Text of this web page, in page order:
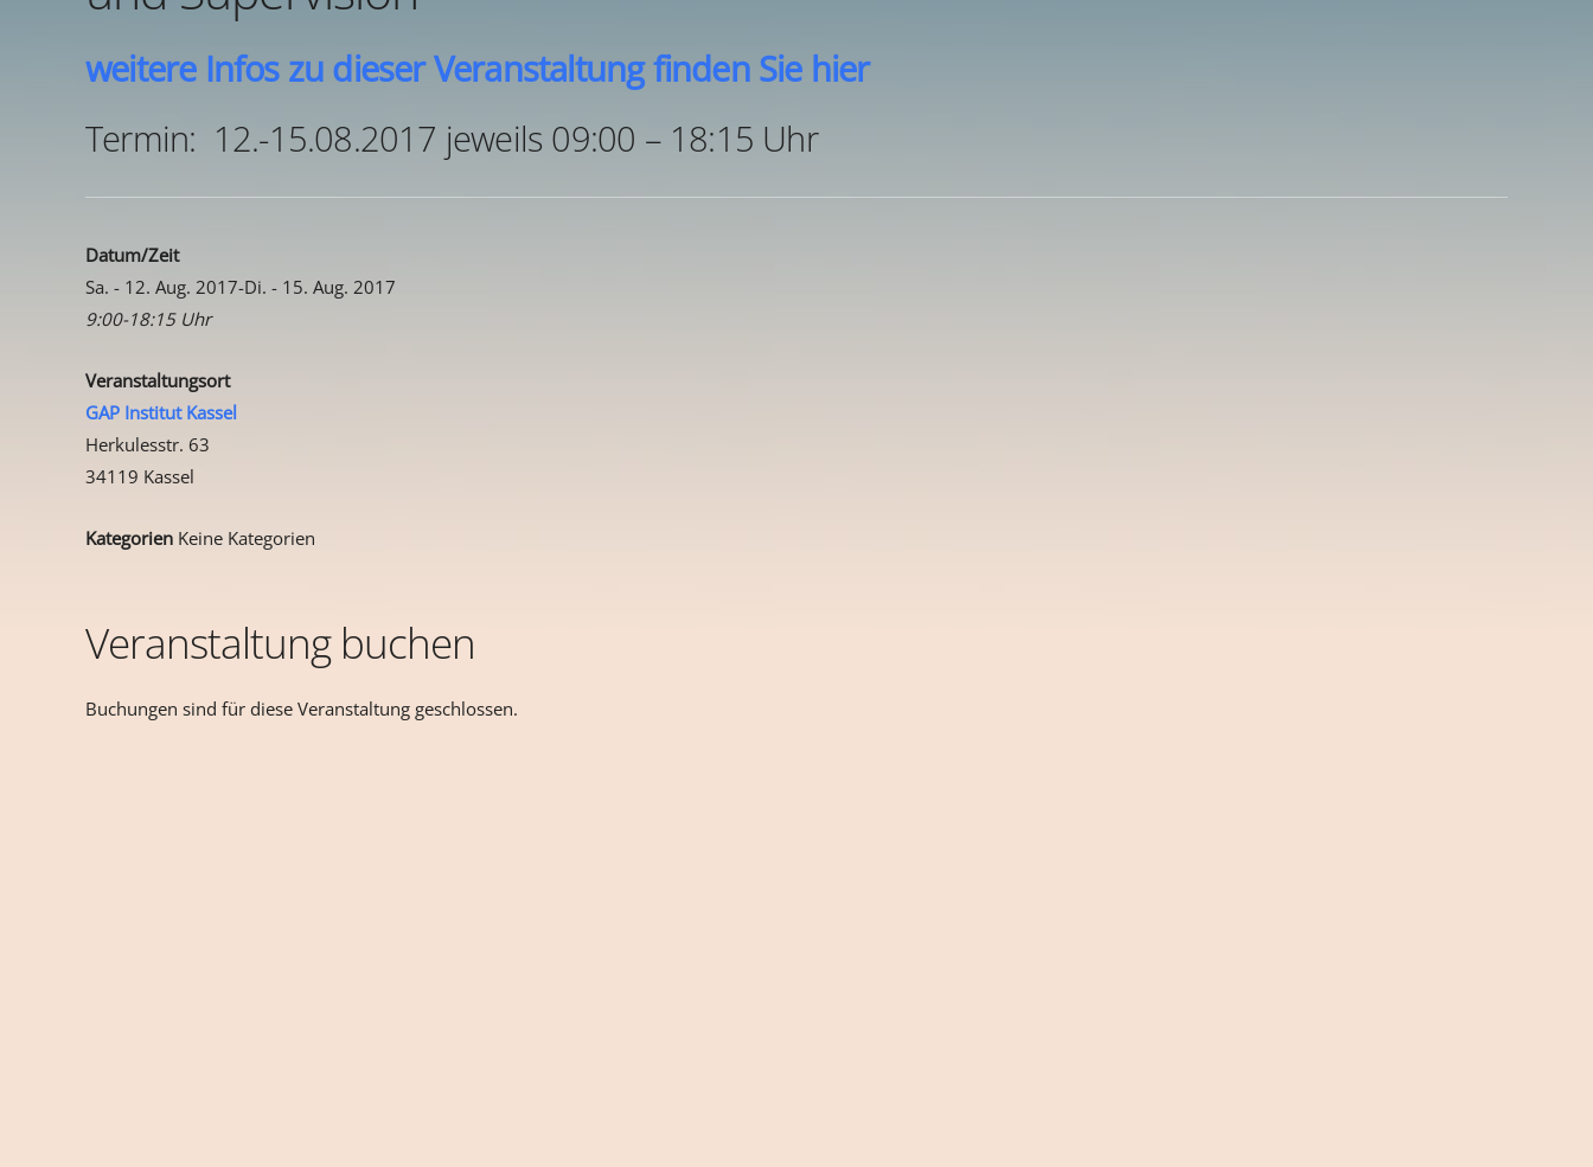
weitere Infos zu dieser Veranstaltung finden Sie hier
Termin: 12.-15.08.2017 jeweils 09:00 – 18:15 Uhr
Datum/Zeit
Sa. - 12. Aug. 2017-Di. - 15. Aug. 2017
9:00-18:15 Uhr
Veranstaltungsort
GAP Institut Kassel
Herkulesstr. 63
34119 Kassel
Kategorien Keine Kategorien
Veranstaltung buchen
Buchungen sind für diese Veranstaltung geschlossen.